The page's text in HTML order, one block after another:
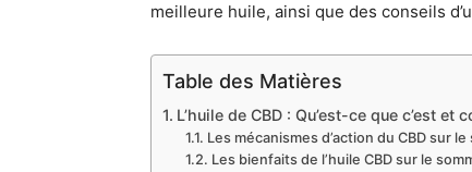
meilleure huile, ainsi que des conseils
Table des Matières
L’huile de CBD : Qu’est-ce que c’est
Les mécanismes d’action du CBD sur le
Les bienfaits de l’huile CBD sur le